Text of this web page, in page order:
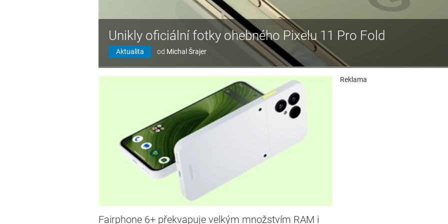
Unikly oficiální fotky ohebného Pixelu 11 Pro Fold
Aktualita od Michal Šrajer
Fairphone 6+ překvapuje velkým množstvím RAM i
Reklama